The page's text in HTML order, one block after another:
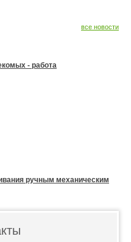
все новости
- работа
ручным механическим